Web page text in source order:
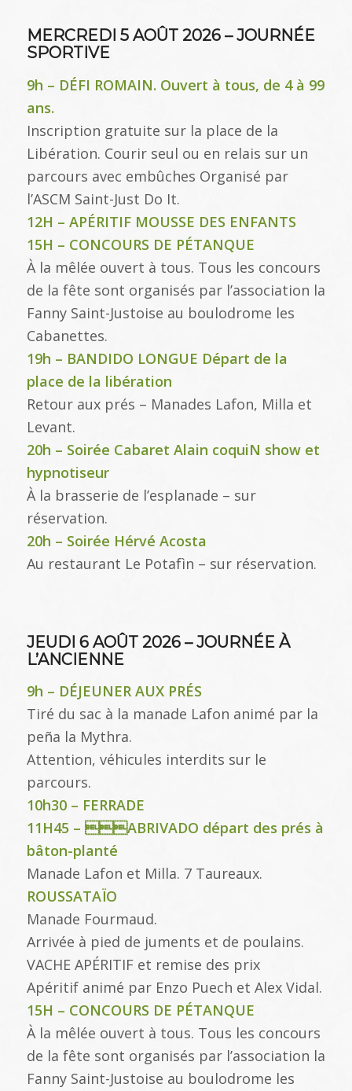
MERCREDI 5 AOÛT 2026 – JOURNÉE
SPORTIVE
9h – DÉFI ROMAIN. Ouvert à tous, de 4 à 99
ans.
Inscription gratuite sur la place de la
Libération. Courir seul ou en relais sur un
parcours avec embûches Organisé par
l’ASCM Saint-Just Do It.
12H – APÉRITIF MOUSSE DES ENFANTS
15H – CONCOURS DE PÉTANQUE
À la mêlée ouvert à tous. Tous les concours
de la fête sont organisés par l’association la
Fanny Saint-Justoise au boulodrome les
Cabanettes.
19h – BANDIDO LONGUE Départ de la
place de la libération
Retour aux prés – Manades Lafon, Milla et
Levant.
20h – Soirée Cabaret Alain coquiN show et
hypnotiseur
À la brasserie de l’esplanade – sur
réservation.
20h – Soirée Hérvé Acosta
Au restaurant Le Potafìn – sur réservation.
JEUDI 6 AOÛT 2026 – JOURNÉE À
L’ANCIENNE
9h – DÉJEUNER AUX PRÉS
Tiré du sac à la manade Lafon animé par la
peña la Mythra.
Attention, véhicules interdits sur le
parcours.
10h30 – FERRADE
11H45 – ABRIVADO départ des prés à
bâton-planté
Manade Lafon et Milla. 7 Taureaux.
ROUSSATAÏO
Manade Fourmaud.
Arrivée à pied de juments et de poulains.
VACHE APÉRITIF et remise des prix
Apéritif animé par Enzo Puech et Alex Vidal.
15H – CONCOURS DE PÉTANQUE
À la mêlée ouvert à tous. Tous les concours
de la fête sont organisés par l’association la
Fanny Saint-Justoise au boulodrome les